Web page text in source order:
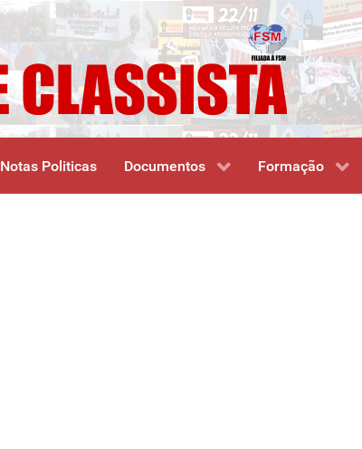
Notas Politicas Documentos Formação